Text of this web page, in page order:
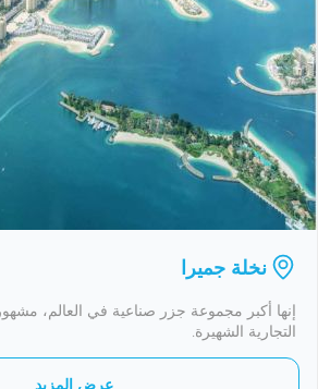
نخلة جميرا
إنها أكبر مجموعة جزر صناعية في العالم،
التجارية الشهيرة.
عرض المزيد